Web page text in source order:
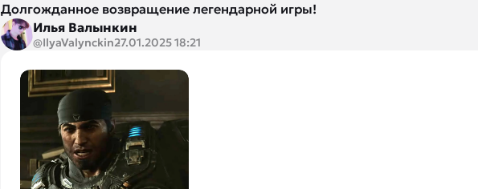
Долгожданное возвращение легендарной игры!
Илья Валынкин
@IlyaValynckin27.01.2025 18:21